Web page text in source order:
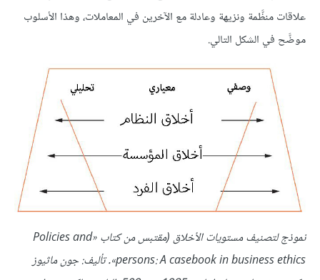
علاقات منظَّمة ونزيهة وعادلة مع الآخرين في المعاملات، وهذا الأسلوب
موضَّح في الشكل التالي.
نموذج لتصنيف مستويات الأخلاق (مقتبس من كتاب «Policies and
persons: A casebook in business ethics». تأليف: جون ماثيوز